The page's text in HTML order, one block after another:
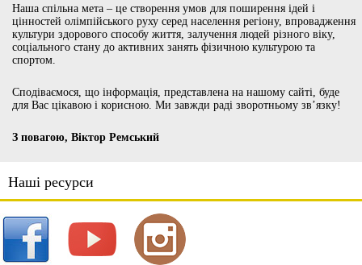
Наша спільна мета – це створення умов для поширення ідей і
цінностей олімпійського руху серед населення регіону, впровадження
культури здорового способу життя, залучення людей різного віку,
соціального стану до активних занять фізичною культурою та
спортом.
Сподіваємося, що інформація, представлена на нашому сайті, буде
для Вас цікавою і корисною. Ми завжди раді зворотньому зв’язку!
З повагою, Віктор Ремський
Наші ресурси